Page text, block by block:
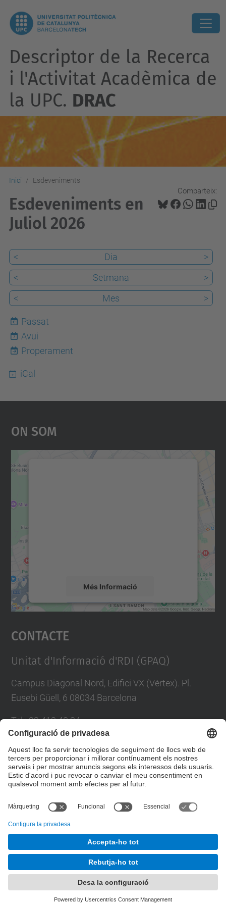
Descriptor de la Recerca
i l'Activitat Acadèmica de
la UPC. DRAC
Inici Esdeveniments
Comparteix:
Esdeveniments en
Juliol 2026
< Dia
>
<
Setmana
>
<
Mes >
Passat
7
Avui
Properament
iCal
On Som
Més Informació
Accepta
powered by
Contacte
Unitat d'Informació d'RDI (GPAQ)
Campus Diagonal Nord, Edifici VX (Vèrtex). Pl.
Eusebi Güell, 6 08034 Barcelona
Tel.:93 413 40 34
Directori UPC
Formulari de contacte
Unitat d'Informació RDI
Desenvolupat amb